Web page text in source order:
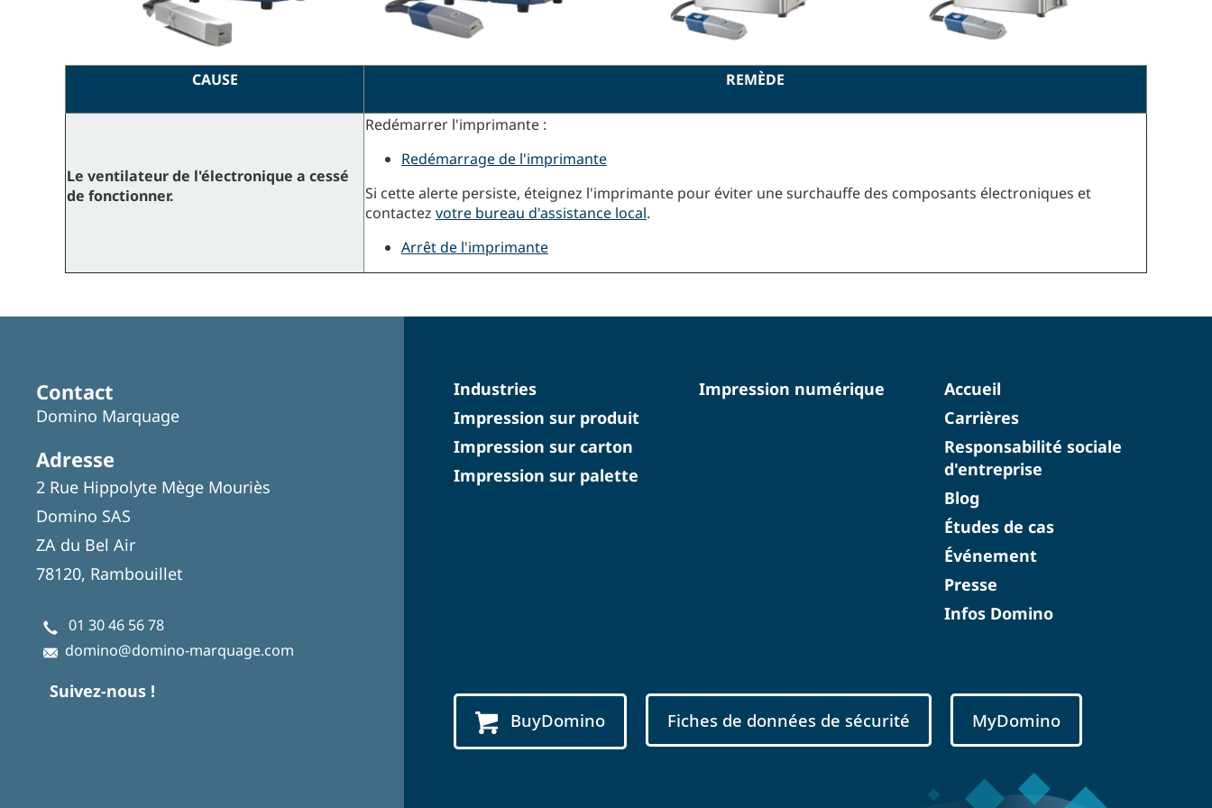
CAUSE REMÈDE
Le ventilateur de l'électronique a cessé
de fonctionner.
Redémarrer l'imprimante :
Redémarrage de l'imprimante
Si cette alerte persiste, éteignez l'imprimante pour éviter une surchauffe des composants électroniques et
contactez votre bureau d'assistance local.
Arrêt de l'imprimante
Contact
Domino Marquage
Adresse
2 Rue Hippolyte Mège Mouriès
Domino SAS
ZA du Bel Air
78120, Rambouillet
01 30 46 56 78
domino@domino-marquage.com
Suivez-nous !
Industries
Impression sur produit
Impression sur carton
Impression sur palette
Impression numérique
Accueil
Carrières
Responsabilité sociale
d'entreprise
Blog
Études de cas
Événement
Presse
Infos Domino
BuyDomino Fiches de données de sécurité MyDomino